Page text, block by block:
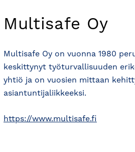
Multisafe Oy
Multisafe Oy on vuonna 1980
keskittynyt työturvallisuuden
yhtiö ja on vuosien mittaan
asiantuntijaliikkeeksi.
https://www.multisafe.fi